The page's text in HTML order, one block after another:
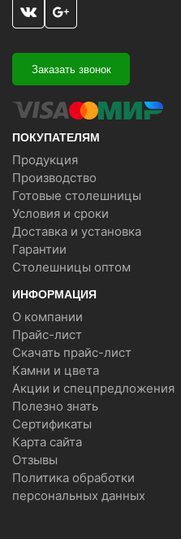
Заказать звонок
ПОКУПАТЕЛЯМ
Продукция
Производство
Готовые столешницы
Условия и сроки
Доставка и установка
Гарантии
Столешницы оптом
ИНФОРМАЦИЯ
О компании
Прайс-лист
Скачать прайс-лист
Камни и цвета
Акции и спецпредложения
Полезно знать
Сертификаты
Карта сайта
Отзывы
Политика обработки
персональных данных